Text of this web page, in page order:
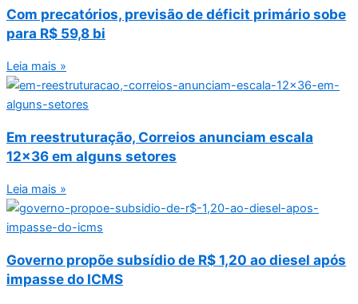
Com precatórios, previsão de déficit primário sobe
para R$ 59,8 bi
Leia mais »
Em reestruturação, Correios anunciam escala
12×36 em alguns setores
Leia mais »
Governo propõe subsídio de R$ 1,20 ao diesel após
impasse do ICMS